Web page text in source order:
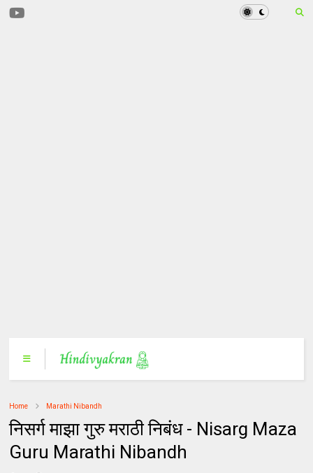
Home Marathi Nibandh
निसर्ग माझा गुरु मराठी निबंध - Nisarg Maza
Guru Marathi Nibandh